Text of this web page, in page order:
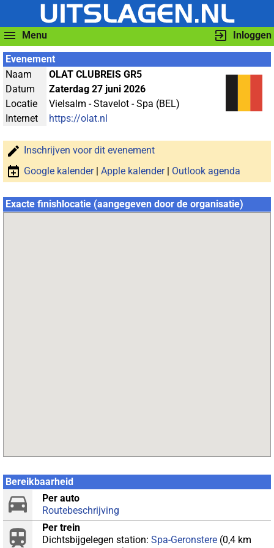
Menu Inloggen
Evenement
Naam
OLAT CLUBREIS GR5
Datum
Zaterdag 27 juni 2026
Locatie
Vielsalm - Stavelot - Spa (BEL)
Internet
https://olat.nl
Inschrijven voor dit evenement
Google kalender| Apple kalender| Outlook agenda
Exacte finishlocatie (aangegeven door de organisatie)
Bereikbaarheid
Per auto
Routebeschrijving
Per trein
Dichtsbijgelegen station: Spa-Geronstere (0,4 km